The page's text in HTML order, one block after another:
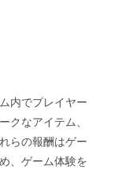
内でプレイヤー
クなアイテム、
らの報酬はゲー
、ゲーム体験を